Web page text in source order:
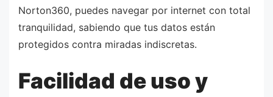
Norton360, puedes navegar por internet con total
tranquilidad, sabiendo que tus datos están
protegidos contra miradas indiscretas.
Facilidad de uso y